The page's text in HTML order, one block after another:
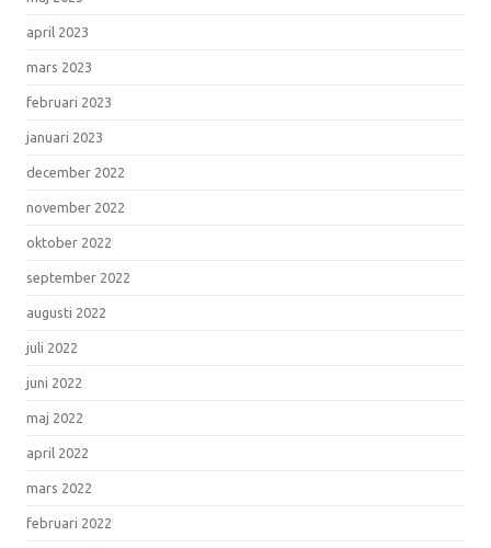
april 2023
mars 2023
februari 2023
januari 2023
december 2022
november 2022
oktober 2022
september 2022
augusti 2022
juli 2022
juni 2022
maj 2022
april 2022
mars 2022
februari 2022